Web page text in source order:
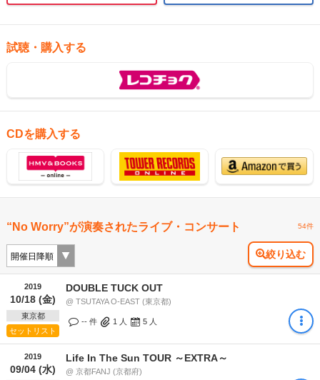
試聴・購入する
CDを購入する
“No Worry”が演奏されたライブ・コンサート 54件
絞り込む
2019
10/18 (金)
東京都
セットリスト
DOUBLE TUCK OUT
@ TSUTAYA O-EAST (東京都)
-- 件 1 人 5 人
2019
09/04 (水)
Life In The Sun TOUR ～EXTRA～
@ 京都FANJ (京都府)